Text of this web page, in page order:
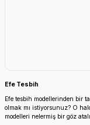
Efe Tesbih
Efe tesbih modellerinden bir
olmak mı istiyorsunuz? O
modelleri nelermiş bir göz